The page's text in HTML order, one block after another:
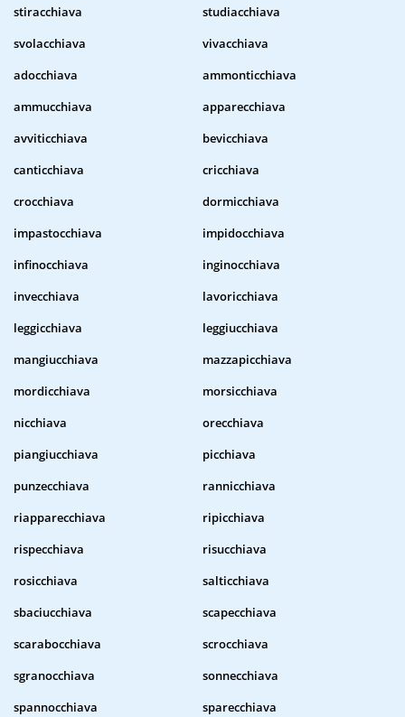
stiracchiava
studiacchiava
svolacchiava
vivacchiava
adocchiava
ammonticchiava
ammucchiava
apparecchiava
avviticchiava
bevicchiava
canticchiava
cricchiava
crocchiava
dormicchiava
impastocchiava
impidocchiava
infinocchiava
inginocchiava
invecchiava
lavoricchiava
leggicchiava
leggiucchiava
mangiucchiava
mazzapicchiava
mordicchiava
morsicchiava
nicchiava
orecchiava
piangiucchiava
picchiava
punzecchiava
rannicchiava
riapparecchiava
ripicchiava
rispecchiava
risucchiava
rosicchiava
salticchiava
sbaciucchiava
scapecchiava
scarabocchiava
scrocchiava
sgranocchiava
sonnecchiava
spannocchiava
sparecchiava